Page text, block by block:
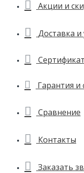
Акции и
Доставка и
Гарантия и
Сравнение
Контакты
Заказать